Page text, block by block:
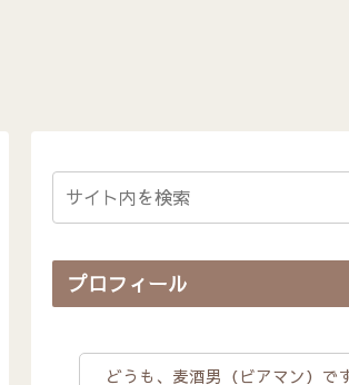
プロフィール
どうも、麦酒男（ビアマン）で